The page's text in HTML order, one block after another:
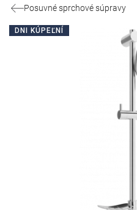
Posuvné sprchové súpravy
DNI KÚPEĽNÍ